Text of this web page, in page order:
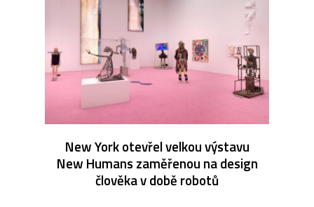
New York otevřel velkou výstavu
New Humans zaměřenou na design
člověka v době robotů